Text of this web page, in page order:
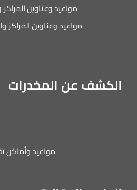
مواعيد وعناوين
مواعيد وعناوين
الكشف عن المخدرات
مواعيد وأماكن